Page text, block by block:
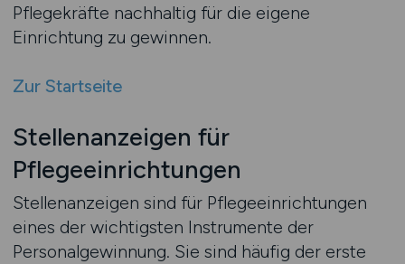
Pflegekräfte nachhaltig für die eigene
Einrichtung zu gewinnen.
Zur Startseite
Stellenanzeigen für
Pflegeeinrichtungen
Stellenanzeigen sind für Pflegeeinrichtungen
eines der wichtigsten Instrumente der
Personalgewinnung. Sie sind häufig der erste